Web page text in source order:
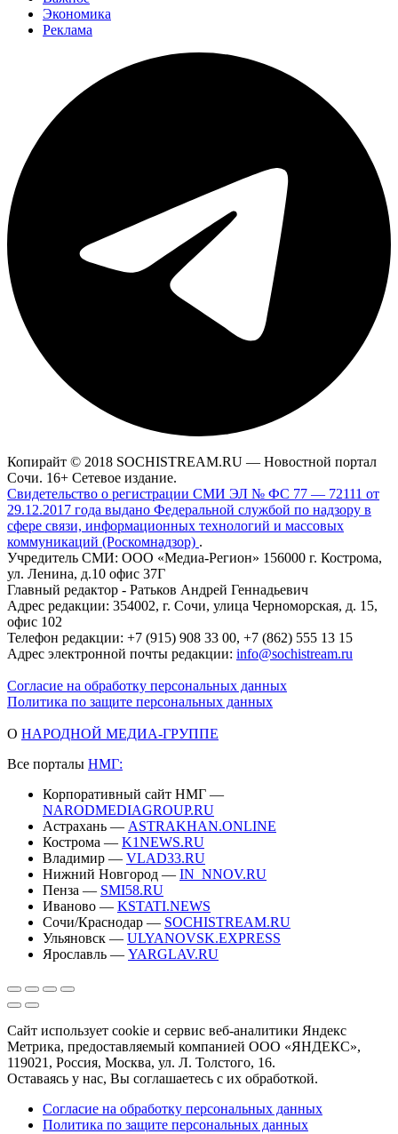
Экономика
Реклама
Копирайт © 2018 SOCHISTREAM.RU — Новостной портал
Сочи. 16+ Сетевое издание.
Свидетельство о регистрации СМИ ЭЛ № ФС 77 — 72111 от
29.12.2017 года выдано Федеральной службой по надзору в
сфере связи, информационных технологий и массовых
коммуникаций (Роскомнадзор) .
Учредитель СМИ: ООО «Медиа-Регион» 156000 г. Кострома,
ул. Ленина, д.10 офис 37Г
Главный редактор - Ратьков Андрей Геннадьевич
Адрес редакции: 354002, г. Сочи, улица Черноморская, д. 15,
офис 102
Телефон редакции: +7 (915) 908 33 00, +7 (862) 555 13 15
Адрес электронной почты редакции: info@sochistream.ru
Согласие на обработку персональных данных
Политика по защите персональных данных
О НАРОДНОЙ МЕДИА-ГРУППЕ
Все порталы НМГ:
Корпоративный сайт НМГ —
NARODMEDIAGROUP.RU
Астрахань — ASTRAKHAN.ONLINE
Кострома — K1NEWS.RU
Владимир — VLAD33.RU
Нижний Новгород — IN_NNOV.RU
Пенза — SMI58.RU
Иваново — KSTATI.NEWS
Сочи/Краснодар — SOCHISTREAM.RU
Ульяновск — ULYANOVSK.EXPRESS
Ярославль — YARGLAV.RU
Сайт использует cookie и сервис веб-аналитики Яндекс
Метрика, предоставляемый компанией ООО «ЯНДЕКС»,
119021, Россия, Москва, ул. Л. Толстого, 16.
Оставаясь у нас, Вы соглашаетесь с их обработкой.
Согласие на обработку персональных данных
Политика по защите персональных данных